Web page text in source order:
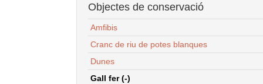
Objectes de conservació
Amfibis
Cranc de riu de potes blanques
Dunes
Gall fer (-)